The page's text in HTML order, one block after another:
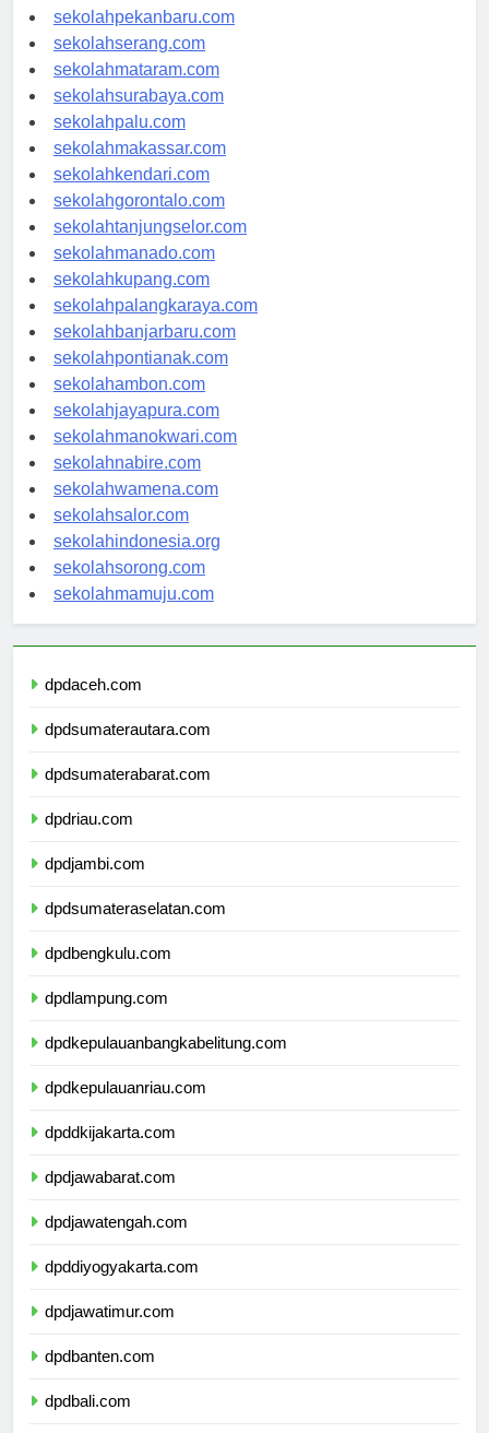
sekolahpadang.com
sekolahpekanbaru.com
sekolahserang.com
sekolahmataram.com
sekolahsurabaya.com
sekolahpalu.com
sekolahmakassar.com
sekolahkendari.com
sekolahgorontalo.com
sekolahtanjungselor.com
sekolahmanado.com
sekolahkupang.com
sekolahpalangkaraya.com
sekolahbanjarbaru.com
sekolahpontianak.com
sekolahambon.com
sekolahjayapura.com
sekolahmanokwari.com
sekolahnabire.com
sekolahwamena.com
sekolahsalor.com
sekolahindonesia.org
sekolahsorong.com